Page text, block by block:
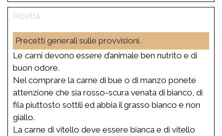
Precetti generali sulle provvisioni.
Le carni devono essere d’animale ben nutrito e di
buon odore.
Nel comprare la carne di bue o di manzo ponete
attenzione che sia rosso-scura venata di bianco, di
fila piuttosto sottili ed abbia il grasso bianco e non
giallo.
La carne di vitello deve essere bianca e di vitello